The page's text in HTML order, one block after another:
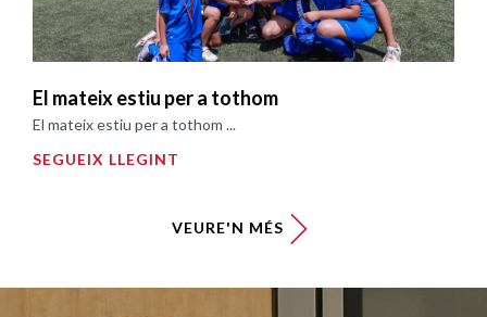
El mateix estiu per a tothom
El mateix estiu per a tothom ...
SEGUEIX LLEGINT
VEURE'N MÉS